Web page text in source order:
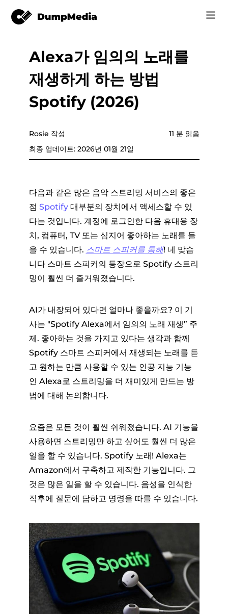
Video
온라인 도구
Spotify mp3로
유튜브 뮤직 MP3
애플 뮤직에 MP3
스노에 MP3
어떻게
로그인
회원가입
Alexa가 임의의 노래를
재생하게 하는 방법
Spotify (2026)
Rosie 작성
최종 업데이트: 2026년 01월 21일
11 분 읽음
다음과 같은 많은 음악 스트리밍 서비스의 좋은
점 Spotify대부분의 장치에서 액세스할 수 있
다는 것입니다. 계정에 로그인한 다음 휴대용 장
치, 컴퓨터, TV 또는 심지어 좋아하는 노래를 들
을 수 있습니다. 스마트 스피커를 통해! 네 맞습
니다 스마트 스피커의 등장으로 Spotify 스트리
밍이 훨씬 더 즐거워졌습니다.
AI가 내장되어 있다면 얼마나 좋을까요? 이 기
사는 "Spotify Alexa에서 임의의 노래 재생” 주
제. 좋아하는 것을 가지고 있다는 생각과 함께
Spotify 스마트 스피커에서 재생되는 노래를 듣
고 원하는 만큼 사용할 수 있는 인공 지능 기능
인 Alexa로 스트리밍을 더 재미있게 만드는 방
법에 대해 논의합니다.
요즘은 모든 것이 훨씬 쉬워졌습니다. AI 기능을
사용하면 스트리밍만 하고 싶어도 훨씬 더 많은
일을 할 수 있습니다. Spotify 노래! Alexa는
Amazon에서 구축하고 제작한 기능입니다. 그
것은 많은 일을 할 수 있습니다. 음성을 인식한
직후에 질문에 답하고 명령을 따를 수 있습니다.